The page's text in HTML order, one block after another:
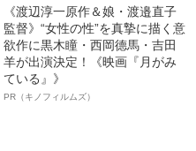
《渡辺淳一原作＆娘・渡邉直子
監督》“女性の性”を真摯に描く意
欲作に黒木瞳・西岡德馬・吉田
羊が出演決定！《映画『月がみ
ている』》
PR（キノフィルムズ）